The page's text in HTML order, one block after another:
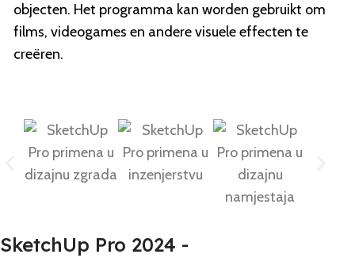
objecten. Het programma kan worden gebruikt om
films, videogames en andere visuele effecten te
creëren.
SketchUp Pro 2024 -